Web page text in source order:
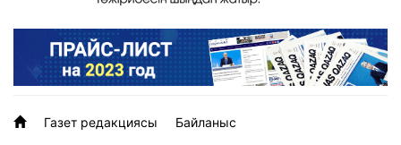
Газет редакциясы Байланыс